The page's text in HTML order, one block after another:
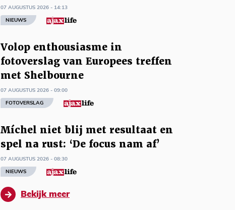
07 AUGUSTUS 2026 - 14:13
NIEUWS
Volop enthousiasme in
fotoverslag van Europees treffen
met Shelbourne
07 AUGUSTUS 2026 - 09:00
FOTOVERSLAG
Míchel niet blij met resultaat en
spel na rust: ‘De focus nam af’
07 AUGUSTUS 2026 - 08:30
NIEUWS
Bekijk meer